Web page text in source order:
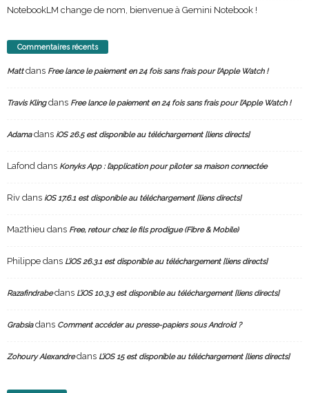
NotebookLM change de nom, bienvenue à Gemini Notebook !
Commentaires récents
Mattdans Free lance le paiement en 24 fois sans frais pour l’Apple Watch !
Travis Klingdans Free lance le paiement en 24 fois sans frais pour l’Apple Watch !
Adamadans iOS 26.5 est disponible au téléchargement [liens directs]
Lafond dans Konyks App : l’application pour piloter sa maison connectée
Riv dans iOS 17.6.1 est disponible au téléchargement [liens directs]
Ma2thieu dans Free, retour chez le fils prodigue (Fibre & Mobile)
Philippe dans L’iOS 26.3.1 est disponible au téléchargement [liens directs]
Razafindrabedans L’iOS 10.3.3 est disponible au téléchargement [liens directs]
Grabsiadans Comment accéder au presse-papiers sous Android ?
Zohoury Alexandredans L’iOS 15 est disponible au téléchargement [liens directs]